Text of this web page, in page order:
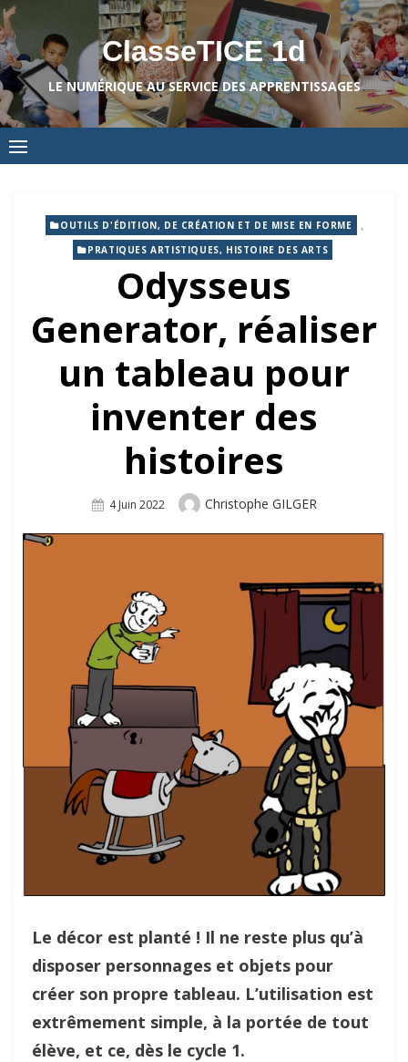
Skip
to
content
ClasseTICE 1d
LE NUMÉRIQUE AU SERVICE DES APPRENTISSAGES
OUTILS D'ÉDITION, DE CRÉATION ET DE MISE EN FORME ,
PRATIQUES ARTISTIQUES, HISTOIRE DES ARTS
Odysseus
Generator, réaliser
un tableau pour
inventer des
histoires
Posted
4 Juin 2022 Author
Christophe GILGER
Le décor est planté ! Il ne reste plus qu’à
disposer personnages et objets pour
créer son propre tableau. L’utilisation est
extrêmement simple, à la portée de tout
élève, et ce, dès le cycle 1.